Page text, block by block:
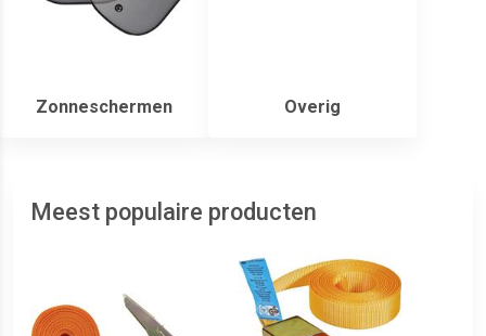
Zonneschermen Overig
Meest populaire producten